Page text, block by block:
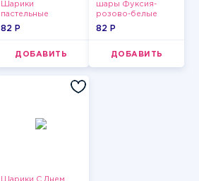
Шарики
пастельные
82 P
ДОБАВИТЬ
шары Фуксия-
розово-белые
пастельные
82 P
ДОБАВИТЬ
Шарики С Днем